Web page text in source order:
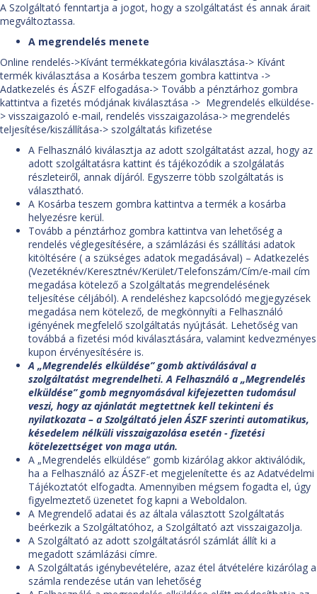
A Szolgáltató fenntartja a jogot, hogy a szolgáltatást és annak árait
megváltoztassa.
A megrendelés menete
Online rendelés->Kívánt termékkategória kiválasztása-> Kívánt
termék kiválasztása a Kosárba teszem gombra kattintva ->
Adatkezelés és ÁSZF elfogadása-> Tovább a pénztárhoz gombra
kattintva a fizetés módjának kiválasztása -> Megrendelés elküldése-
> visszaigazoló e-mail, rendelés visszaigazolása-> megrendelés
teljesítése/kiszállítása-> szolgáltatás kifizetése
A Felhasználó kiválasztja az adott szolgáltatást azzal, hogy az
adott szolgáltatásra kattint és tájékozódik a szolgálatás
részleteiről, annak díjáról. Egyszerre több szolgáltatás is
választható.
A Kosárba teszem gombra kattintva a termék a kosárba
helyezésre kerül.
Tovább a pénztárhoz gombra kattintva van lehetőség a
rendelés véglegesítésére, a számlázási és szállítási adatok
kitöltésére ( a szükséges adatok megadásával) – Adatkezelés
(Vezetéknév/Keresztnév/Kerület/Telefonszám/Cím/e-mail cím
megadása kötelező a Szolgáltatás megrendelésének
teljesítése céljából). A rendeléshez kapcsolódó megjegyzések
megadása nem kötelező, de megkönnyíti a Felhasználó
igényének megfelelő szolgáltatás nyújtását. Lehetőség van
továbbá a fizetési mód kiválasztására, valamint kedvezményes
kupon érvényesítésére is.
A „Megrendelés elküldése” gomb aktiválásával a
szolgáltatást megrendelheti. A Felhasználó a „Megrendelés
elküldése” gomb megnyomásával kifejezetten tudomásul
veszi, hogy az ajánlatát megtettnek kell tekinteni és
nyilatkozata – a Szolgáltató jelen ÁSZF szerinti automatikus,
késedelem nélküli visszaigazolása esetén - fizetési
kötelezettséget von maga után.
A „Megrendelés elküldése” gomb kizárólag akkor aktiválódik,
ha a Felhasználó az ÁSZF-et megjelenítette és az Adatvédelmi
Tájékoztatót elfogadta. Amennyiben mégsem fogadta el, úgy
figyelmeztető üzenetet fog kapni a Weboldalon.
A Megrendelő adatai és az általa választott Szolgáltatás
beérkezik a Szolgáltatóhoz, a Szolgáltató azt visszaigazolja.
A Szolgáltató az adott szolgáltatásról számlát állít ki a
megadott számlázási címre.
A Szolgáltatás igénybevételére, azaz étel átvételére kizárólag a
számla rendezése után van lehetőség